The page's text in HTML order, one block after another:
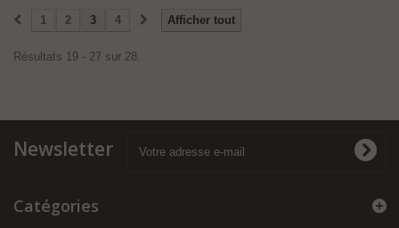
Afficher tout
1 2 3 4
Résultats 19 - 27 sur 28.
Newsletter
Catégories